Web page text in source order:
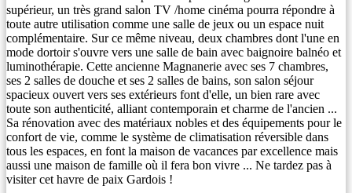
supérieur, un très grand salon TV /home cinéma pourra répondre à
toute autre utilisation comme une salle de jeux ou un espace nuit
complémentaire. Sur ce même niveau, deux chambres dont l'une en
mode dortoir s'ouvre vers une salle de bain avec baignoire balnéo et
luminothérapie. Cette ancienne Magnanerie avec ses 7 chambres,
ses 2 salles de douche et ses 2 salles de bains, son salon séjour
spacieux ouvert vers ses extérieurs font d'elle, un bien rare avec
toute son authenticité, alliant contemporain et charme de l'ancien ...
Sa rénovation avec des matériaux nobles et des équipements pour le
confort de vie, comme le système de climatisation réversible dans
tous les espaces, en font la maison de vacances par excellence mais
aussi une maison de famille où il fera bon vivre ... Ne tardez pas à
visiter cet havre de paix Gardois !